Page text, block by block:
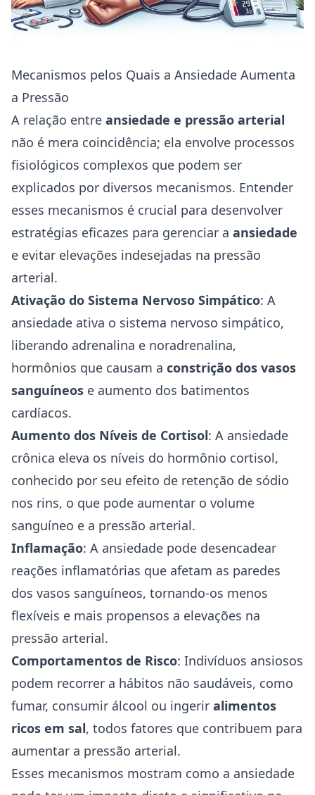
Mecanismos pelos Quais a Ansiedade Aumenta
a Pressão
A relação entre ansiedade e pressão arterial
não é mera coincidência; ela envolve processos
fisiológicos complexos que podem ser
explicados por diversos mecanismos. Entender
esses mecanismos é crucial para desenvolver
estratégias eficazes para gerenciar a ansiedade
e evitar elevações indesejadas na pressão
arterial.
Ativação do Sistema Nervoso Simpático: A
ansiedade ativa o sistema nervoso simpático,
liberando adrenalina e noradrenalina,
hormônios que causam a constrição dos vasos
sanguíneos e aumento dos batimentos
cardíacos.
Aumento dos Níveis de Cortisol: A ansiedade
crônica eleva os níveis do hormônio cortisol,
conhecido por seu efeito de retenção de sódio
nos rins, o que pode aumentar o volume
sanguíneo e a pressão arterial.
Inflamação: A ansiedade pode desencadear
reações inflamatórias que afetam as paredes
dos vasos sanguíneos, tornando-os menos
flexíveis e mais propensos a elevações na
pressão arterial.
Comportamentos de Risco: Indivíduos ansiosos
podem recorrer a hábitos não saudáveis, como
fumar, consumir álcool ou ingerir alimentos
ricos em sal, todos fatores que contribuem para
aumentar a pressão arterial.
Esses mecanismos mostram como a ansiedade